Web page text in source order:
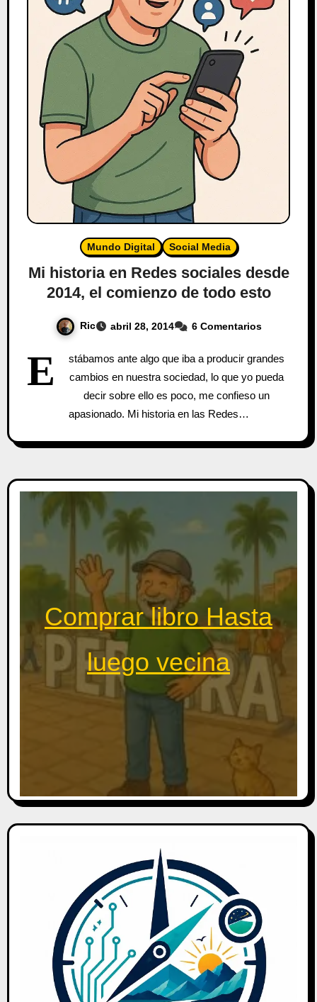
Mundo Digital Social Media
Mi historia en Redes sociales desde
2014, el comienzo de todo esto
Ric abril 28, 2014 6 Comentarios
E
stábamos ante algo que iba a producir grandes
cambios en nuestra sociedad, lo que yo pueda
decir sobre ello es poco, me confieso un
apasionado. Mi historia en las Redes…
Comprar libro Hasta
luego vecina